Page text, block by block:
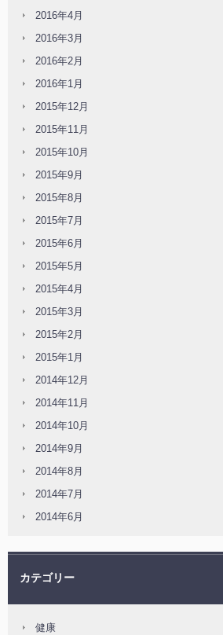
2016年4月
2016年3月
2016年2月
2016年1月
2015年12月
2015年11月
2015年10月
2015年9月
2015年8月
2015年7月
2015年6月
2015年5月
2015年4月
2015年3月
2015年2月
2015年1月
2014年12月
2014年11月
2014年10月
2014年9月
2014年8月
2014年7月
2014年6月
カテゴリー
健康